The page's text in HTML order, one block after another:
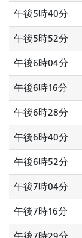
午後5時40分
午後5時52分
午後6時04分
午後6時16分
午後6時28分
午後6時40分
午後6時52分
午後7時04分
午後7時16分